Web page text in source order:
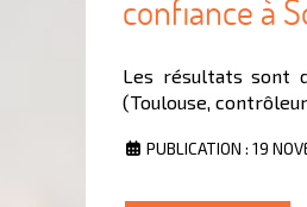
confiance à
Les résultats sont
(Toulouse,
PUBLICATION : 19